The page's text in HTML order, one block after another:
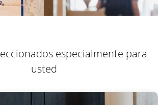
especialmente para
usted